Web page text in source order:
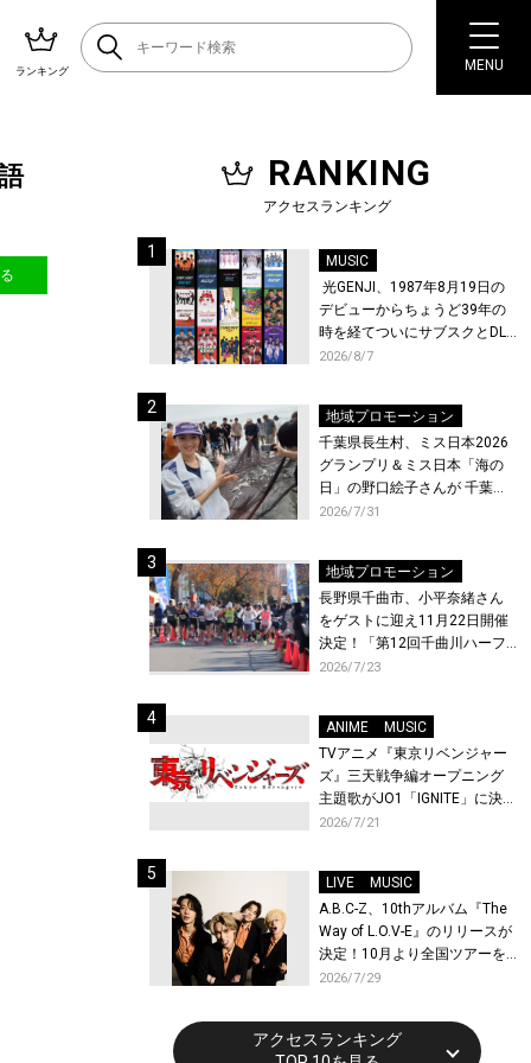
ランキング MENU
RANKING
アクセスランキング
MUSIC
光GENJI、1987年8月19日の
デビューからちょうど39年の
時を経てついにサブスクとDL
配信が解禁！
2026/8/7
地域プロモーション
千葉県長生村、ミス日本2026
グランプリ＆ミス日本「海の
日」の野口絵子さんが 千葉県
唯一の村・長生村で地引網を
2026/7/31
地域プロモーション
長野県千曲市、小平奈緒さん
をゲストに迎え11月22日開催
決定！「第12回千曲川ハーフ
マラソン」エントリー受付開
2026/7/23
ANIME
MUSIC
TVアニメ『東京リベンジャー
ズ』三天戦争編オープニング
主題歌がJO1「IGNITE」に決
定！メンバー全員から喜びと
先行上映会を開催！
2026/7/21
LIVE
MUSIC
A.B.C-Z、10thアルバム『The
Way of L.O.V-E』のリリースが
決定！10月より全国ツアーを
開催！
2026/7/29
アクセスランキング